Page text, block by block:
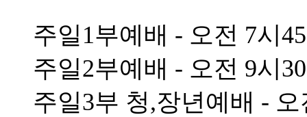
주일1부예배 - 오전 7시
주일2부예배 - 오전 9시
주일3부 청,장년예배 - 오